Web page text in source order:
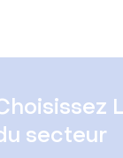
secteur